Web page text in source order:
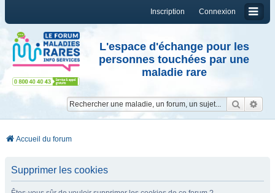
Connexion
Inscription
L'espace d'échange pour les
personnes touchées par une
maladie rare
Accueil du forum
Supprimer les cookies